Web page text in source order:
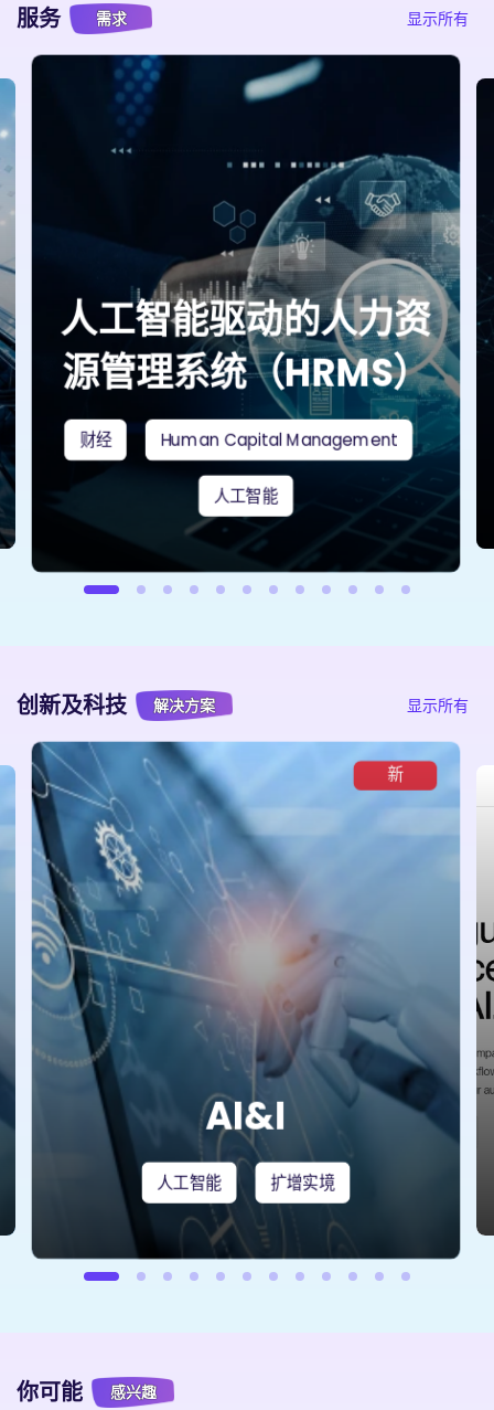
服务 需求 显示所有
人工智能驱动的人力资
源管理系统（HRMS）
财经 Human Capital Management
人工智能
创新及科技 解决方案 显示所有
新
AI&I
人工智能 扩增实境
你可能 感兴趣